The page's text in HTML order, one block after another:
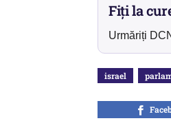
Fiți la
Urmăriți
israel